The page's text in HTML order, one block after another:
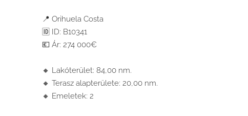
📍 Orihuela Costa
🆔 ID: B10341
💶 Ár: 274 000€
🔸 Lakóterület: 84,00 nm.
🔸 Terasz alapterülete: 20,00 nm.
🔸 Emeletek: 2